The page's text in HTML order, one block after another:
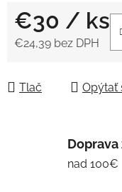
€30 / ks
€24,39 bez DPH
Tlač Opýtať
nad 100€